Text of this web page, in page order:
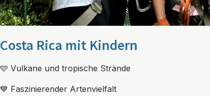
Costa Rica mit Kindern
🩵 Vulkane und tropische Strände
💙 Faszinierender Artenvielfalt